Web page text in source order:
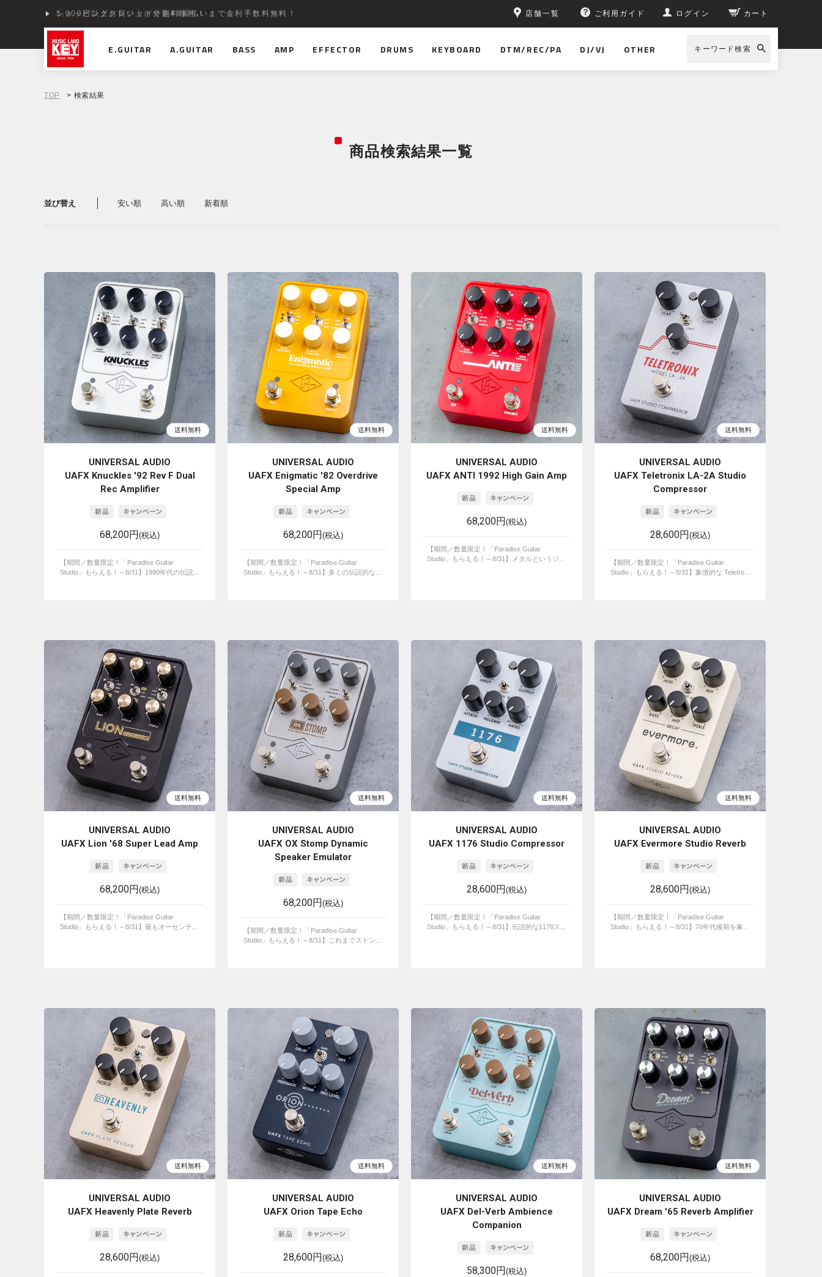
ショッピングクレジット分割48回払いまで金利手数料無料！ 店舗一覧 ご利用ガイド ログイン カート
E.GUITAR A.GUITAR BASS AMP EFFECTOR DRUMS KEYBOARD DTM/REC/PA DJ/VJ OTHER キーワード検索
TOP > 検索結果
商品検索結果一覧
並び替え 安い順 高い順 新着順
UNIVERSAL AUDIO
UAFX Knuckles '92 Rev F Dual
Rec Amplifier
68,200円(税込)
【期間／数量限定！「Paradise Guitar
Studio」もらえる！～8/31】1990年代の伝説...
UNIVERSAL AUDIO
UAFX Enigmatic '82 Overdrive
Special Amp
68,200円(税込)
【期間／数量限定！「Paradise Guitar
Studio」もらえる！～8/31】多くの伝説的な...
UNIVERSAL AUDIO
UAFX ANTI 1992 High Gain Amp
68,200円(税込)
【期間／数量限定！「Paradise Guitar
Studio」もらえる！～8/31】メタルというジ...
UNIVERSAL AUDIO
UAFX Teletronix LA-2A Studio
Compressor
28,600円(税込)
【期間／数量限定！「Paradise Guitar
Studio」もらえる！～8/31】象徴的な Teletro...
UNIVERSAL AUDIO
UAFX Lion '68 Super Lead Amp
68,200円(税込)
【期間／数量限定！「Paradise Guitar
Studio」もらえる！～8/31】最もオーセンテ...
UNIVERSAL AUDIO
UAFX OX Stomp Dynamic
Speaker Emulator
68,200円(税込)
【期間／数量限定！「Paradise Guitar
Studio」もらえる！～8/31】これまでストン...
UNIVERSAL AUDIO
UAFX 1176 Studio Compressor
28,600円(税込)
【期間／数量限定！「Paradise Guitar
Studio」もらえる！～8/31】伝説的な1176ス...
UNIVERSAL AUDIO
UAFX Evermore Studio Reverb
28,600円(税込)
【期間／数量限定！「Paradise Guitar
Studio」もらえる！～8/31】70年代後期を象...
UNIVERSAL AUDIO
UAFX Heavenly Plate Reverb
28,600円(税込)
UNIVERSAL AUDIO
UAFX Orion Tape Echo
28,600円(税込)
UNIVERSAL AUDIO
UAFX Del-Verb Ambience
Companion
58,300円(税込)
UNIVERSAL AUDIO
UAFX Dream '65 Reverb Amplifier
68,200円(税込)